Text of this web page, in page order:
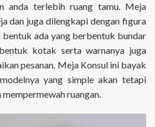
anda terlebih ruang tamu. Meja
dan juga dilengkapi dengan figura
bentuk ada yang berbentuk bundar
kotak serta warnanya juga
pesanan. Meja Konsul ini bayak
yang simple akan tetapi
ruangan.